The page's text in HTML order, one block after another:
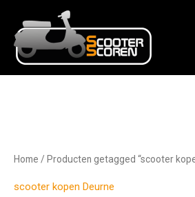
naar
inhoud
Home / Producten getagged “scooter
scooter kopen Deurne